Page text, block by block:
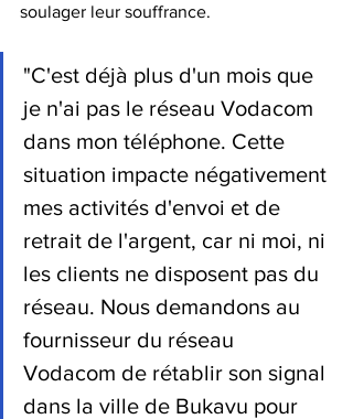
soulager leur souffrance.
"C'est déjà plus d'un mois que
je n'ai pas le réseau Vodacom
dans mon téléphone. Cette
situation impacte négativement
mes activités d'envoi et de
retrait de l'argent, car ni moi, ni
les clients ne disposent pas du
réseau. Nous demandons au
fournisseur du réseau
Vodacom de rétablir son signal
dans la ville de Bukavu pour